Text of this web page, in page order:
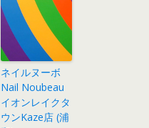
ネイルヌーボ
Nail Noubeau
イオンレイクタ
ウンKaze店 (浦